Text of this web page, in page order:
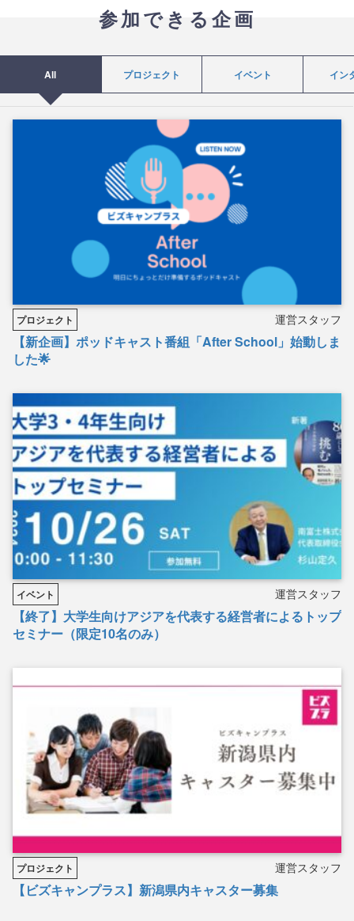
参加できる企画
All プロジェクト イベント イン
プロジェクト 運営スタッフ
【新企画】ポッドキャスト番組「After School」始動しま
した🌟
イベント 運営スタッフ
【終了】大学生向けアジアを代表する経営者によるトップ
セミナー（限定10名のみ）
プロジェクト 運営スタッフ
【ビズキャンプラス】新潟県内キャスター募集